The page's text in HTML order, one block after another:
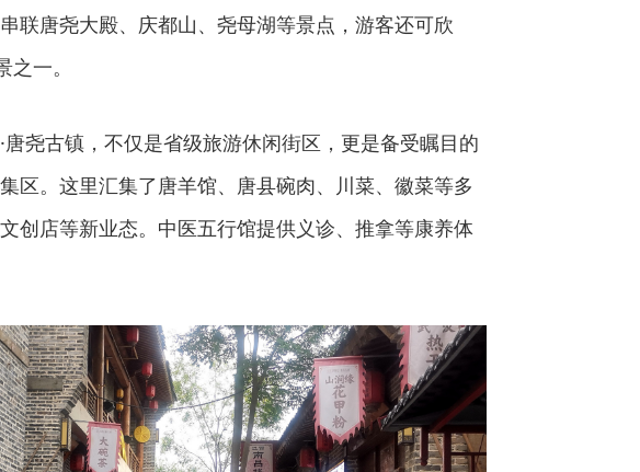
联唐尧大殿、庆都山、尧母湖等景点，游客还可欣
一。
尧古镇，不仅是省级旅游休闲街区，更是备受瞩目的
区。这里汇集了唐羊馆、唐县碗肉、川菜、徽菜等多
创店等新业态。中医五行馆提供义诊、推拿等康养体